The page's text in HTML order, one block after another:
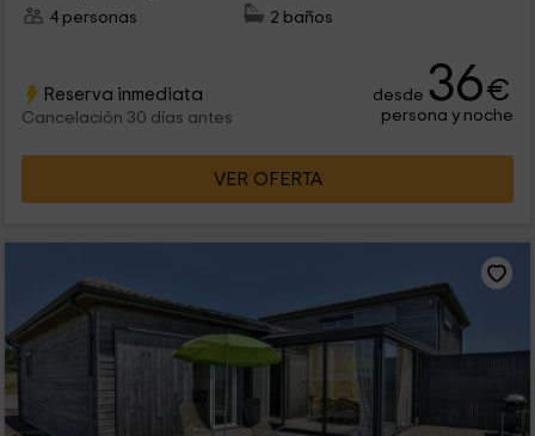
4 personas
2 baños
Reserva inmediata
Cancelación 30 días antes
desde 36€
persona y noche
VER OFERTA